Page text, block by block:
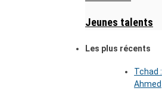
Jeunes talents
Les plus récents
Tchad :
Ahmed